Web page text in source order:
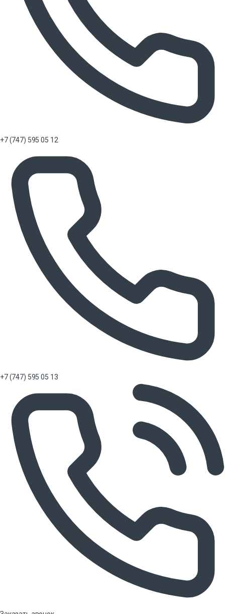
+7 (747) 595 05 12
+7 (747) 595 05 13